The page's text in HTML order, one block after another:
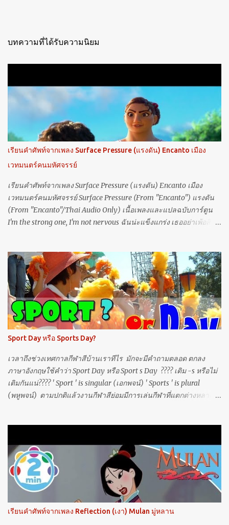
บทความที่ได้รับความนิยม
เรียนคำศัพท์จากเพลง Surface Pressure (แรงดัน) Encanto เมือง
เวทมนตร์คนมหัศจรรย์
เรียนคำศัพท์จากเพลง Surface Pressure (แรงดัน) Encanto เมือง
เวทมนตร์คนมหัศจรรย์ Surface Pressure (From "Encanto") แรงดัน
(From "Encanto"/Thai Audio Only) เนื้อเพลงและแปลฉบับการ์ตูน
I'm the strong one, I'm not nervous ฉันน่ะแข็งแกร่ง เธออย่าเพ้อสิ
ชักเย่อตึก And I glow 'cause I know what my worth is ด้วยคุณค่า ที่
เจิดจ้า กว่าที่เธอนึก I don't ask how hard the work is งานจะแสนยาก
ไม่เคยเชิดใส่ Got a rough indestructible surface หนังก็หนา ดั่ง
เหล็กกล้าที่เป็นเลิศไง Diamonds and platinum, I find 'em, I flatten
'em เพชรที่ว่าแข็ง ทุบจนเม็ด มันป่นแป้ง I take what I'm handed, I
break what's demanding ขว้างมาซิ จะรีบงับ ใส่เต็มที่ อัดให้ยับ But
แต่ว่า Under the surface ใต้ภาพอันเลิศเลอ I feel berserk as a
tightrope walker in a three-ring circus มันสุดจะเหวอและหวั่นไหว
เหมือนนักไต่เชือกที่พร้อมจะเดินพลาด Unde...
Sport Day หรือ Sports Day?
เวลาถึงช่วงเทศกาลกีฬาสีบ้านเราทีไร มักจะมีคำถามตลอด ตกลง
ภาษาอังกฤษใช้คำว่า Sport Day หรือ Sport s Day ???? เติม -s หรือไม่
เติมกันแน่???? ' Sport ' is singular (เอกพจน์) ' Sports ' is plural
(พหูพจน์) ตามปกติแล้วงานกีฬาสีย่อมมีการเล่นกีฬาที่แตกต่างหลาก
ของวันได้ ******* แก้ไขเพิ่มเติมวันที่ 1 ส.ค. 2019 แต่ !!! ที่กล่าวมา
ข้างต้นเป็นหลักการจำที่ไม่ถูกต้องครับ! เพราะตามหลักภาษาแล้วนามที่
ใช้ขยายนาม หรือมีชื่อว่า Noun Modifiers (N1+N2) ซึ่งจะเติม -s
เฉพาะ N2 ซึ่งเป็นคำนามหลัก เท่านั้น โดย N1 เป็นวัตถุประสงค์
(purpose) ที่ขยาย N2 เป็นคำนามหลัก เอ .... แล้วทีนี้ทำไม sports ถึง
เติม s ล่ะ???? ก็เพราะว่า sports สามารถเป็น Adj ได้ครับ!!! เช่น sports
center, sports car, sports festival หรือ sports day เป็นต้น อ้างอิงจาก
เรียนคำศัพท์จากเพลง Reflection (เงา) Mulan มู่หลาน